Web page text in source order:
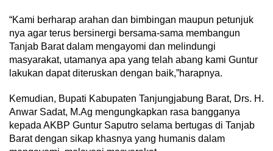
“Kami berharap arahan dan bimbingan maupun petunjuk
nya agar terus bersinergi bersama-sama membangun
Tanjab Barat dalam mengayomi dan melindungi
masyarakat, utamanya apa yang telah abang kami Guntur
lakukan dapat diteruskan dengan baik,”harapnya.
Kemudian, Bupati Kabupaten Tanjungjabung Barat, Drs. H.
Anwar Sadat, M.Ag mengungkapkan rasa bangganya
kepada AKBP Guntur Saputro selama bertugas di Tanjab
Barat dengan sikap khasnya yang humanis dalam